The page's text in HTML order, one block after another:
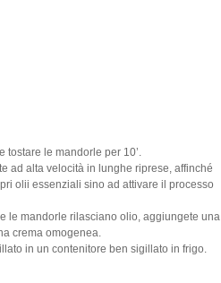
tostare le mandorle per 10’.
ad alta velocità in lunghe riprese, affinché
olii essenziali sino ad attivare il processo
le mandorle rilasciano olio, aggiungete una
crema omogenea.
in un contenitore ben sigillato in frigo.